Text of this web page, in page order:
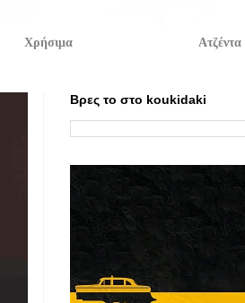
Χρήσιμα Ατζέντα
Βρες το στο koukidaki